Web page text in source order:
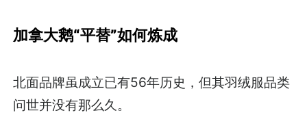
加拿大鹅“平替”如何炼成
北面品牌虽成立已有56年历史，但其羽绒服品类
问世并没有那么久。